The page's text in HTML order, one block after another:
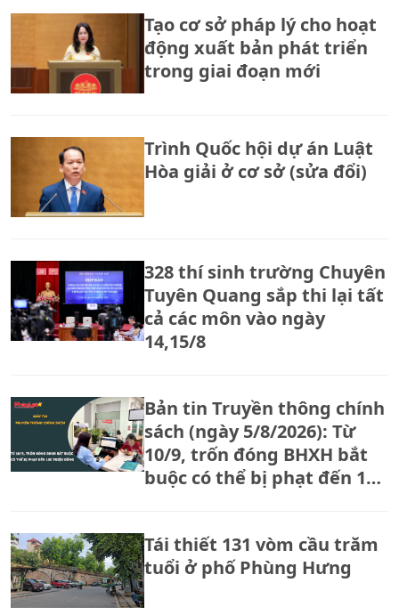
Tạo cơ sở pháp lý cho hoạt
động xuất bản phát triển
trong giai đoạn mới
Trình Quốc hội dự án Luật
Hòa giải ở cơ sở (sửa đổi)
328 thí sinh trường Chuyên
Tuyên Quang sắp thi lại tất
cả các môn vào ngày
14,15/8
Bản tin Truyền thông chính
sách (ngày 5/8/2026): Từ
10/9, trốn đóng BHXH bắt
buộc có thể bị phạt đến 150
Tái thiết 131 vòm cầu trăm
tuổi ở phố Phùng Hưng